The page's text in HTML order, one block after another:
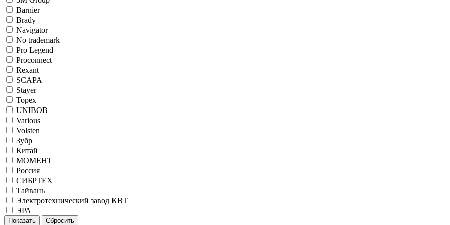
Barnier
Brady
Navigator
No trademark
Pro Legend
Proconnect
Rexant
SCAPA
Stayer
Topex
UNIBOB
Various
Volsten
Зубр
Китай
МОМЕНТ
Россия
СИБРТЕХ
Тайвань
Электротехнический завод КВТ
ЭРА